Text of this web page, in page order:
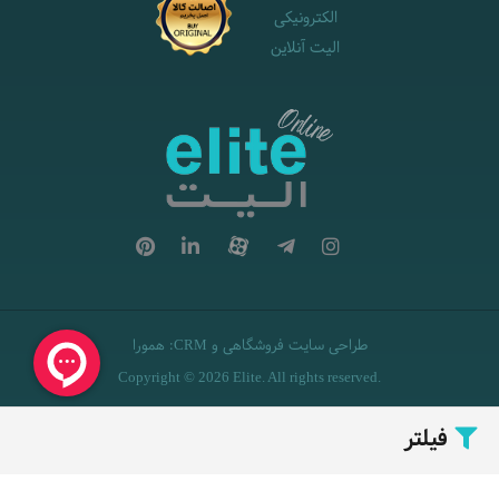
فیلتر
طراحی سایت فروشگاهی و CRM
: همورا
Copyright © 2026 Elite. All rights reserved.